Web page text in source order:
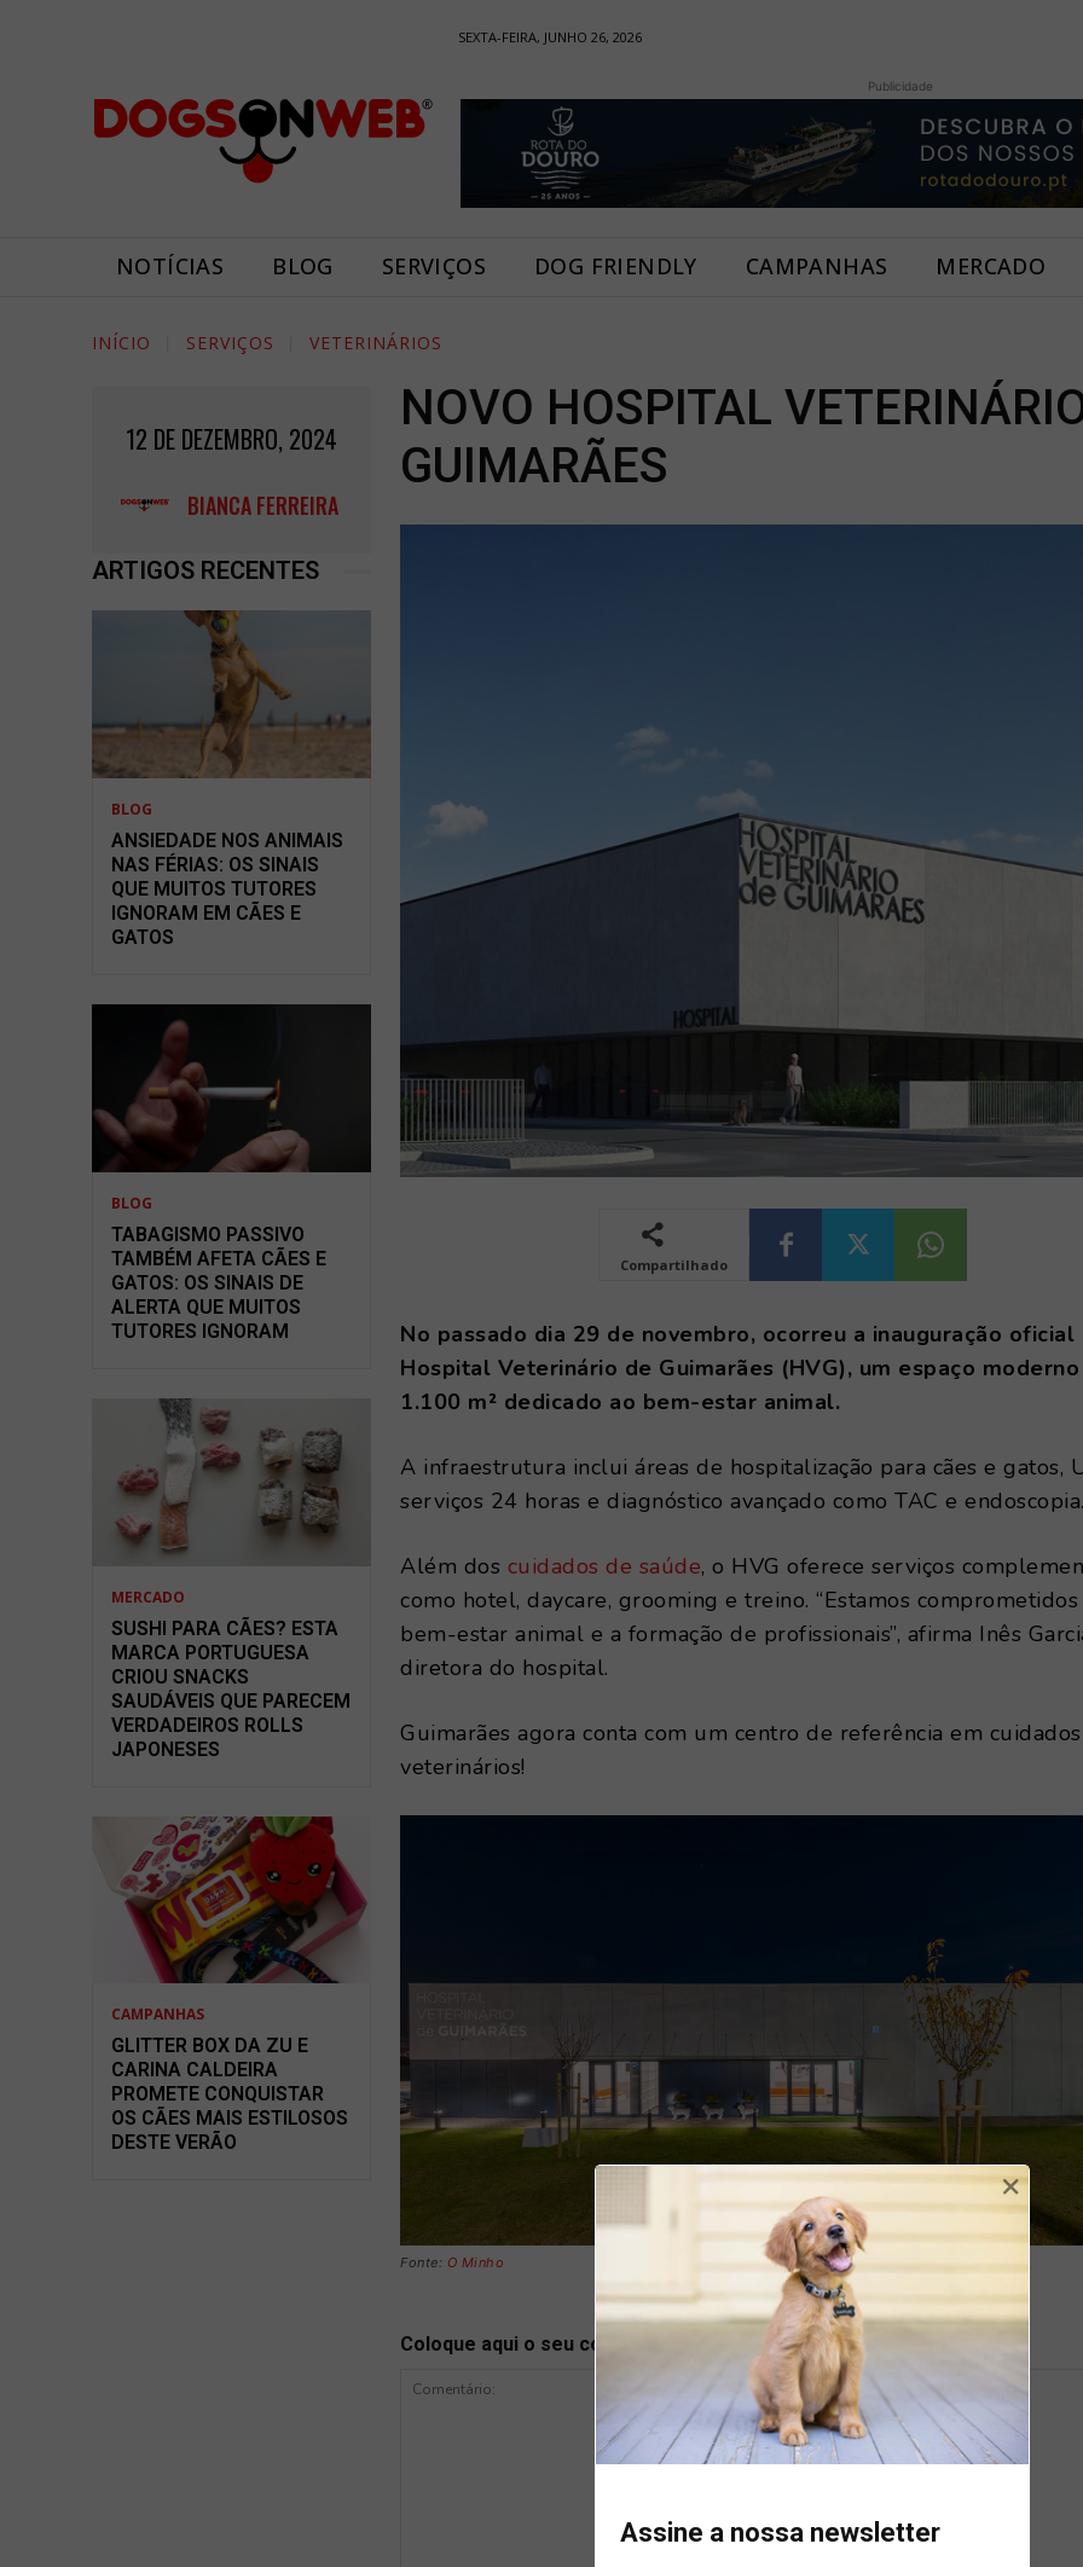
SEXTA-FEIRA, JUNHO 26, 2026
Publicidade
NOTÍCIAS BLOG SERVIÇOS DOG FRIENDLY CAMPANHAS MERCADO
INÍCIO SERVIÇOS VETERINÁRIOS
12 DE DEZEMBRO, 2024
BIANCA FERREIRA
ARTIGOS RECENTES
BLOG
ANSIEDADE NOS ANIMAIS
NAS FÉRIAS: OS SINAIS
QUE MUITOS TUTORES
IGNORAM EM CÃES E
GATOS
BLOG
TABAGISMO PASSIVO
TAMBÉM AFETA CÃES E
GATOS: OS SINAIS DE
ALERTA QUE MUITOS
TUTORES IGNORAM
MERCADO
SUSHI PARA CÃES? ESTA
MARCA PORTUGUESA
CRIOU SNACKS
SAUDÁVEIS QUE PARECEM
VERDADEIROS ROLLS
JAPONESES
CAMPANHAS
GLITTER BOX DA ZU E
CARINA CALDEIRA
PROMETE CONQUISTAR
OS CÃES MAIS ESTILOSOS
DESTE VERÃO
NOVO HOSPITAL
GUIMARÃES
Compartilhado
No passado dia 29 de novembro, ocorreu a inauguração oficial
Hospital Veterinário de Guimarães (HVG), um espaço
1.100 m² dedicado ao bem-estar animal.
A infraestrutura inclui áreas de hospitalização para cães e gatos,
serviços 24 horas e diagnóstico avançado como TAC e
Além dos cuidados de saúde, o HVG oferece serviços
como hotel, daycare, grooming e treino. “Estamos
bem-estar animal e a formação de profissionais”, afirma Inês
diretora do hospital.
Guimarães agora conta com um centro de referência em cuidados
veterinários!
Fonte: O Minho
Coloque aqui o seu comentário
Assine a nossa newsletter
×